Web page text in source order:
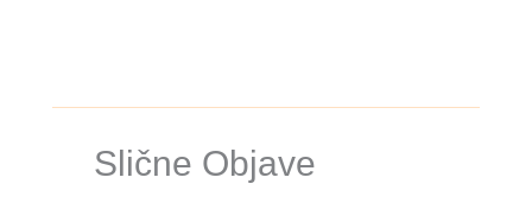
Slične Objave